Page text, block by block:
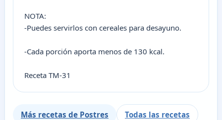
NOTA:
-Puedes servirlos con cereales para desayuno.
-Cada porción aporta menos de 130 kcal.
Receta TM-31
Más recetas de Postres Todas las recetas